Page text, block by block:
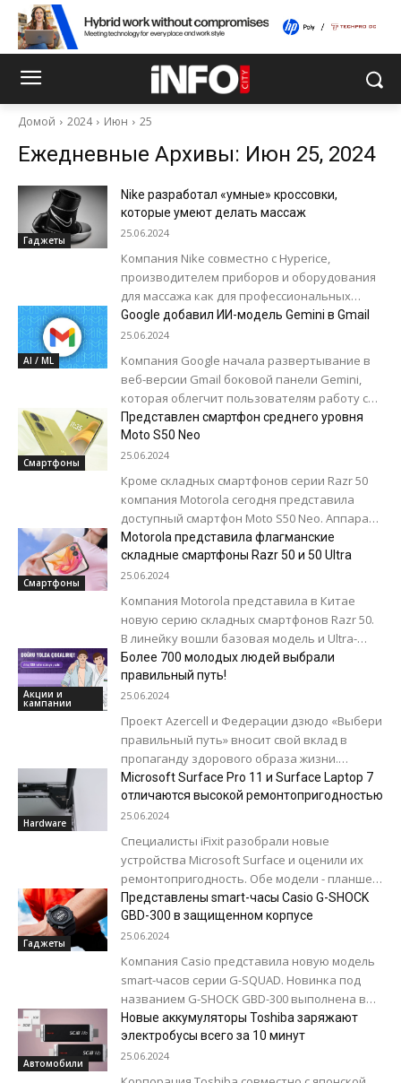
Домой 2024 Июн 25
Ежедневные Архивы: Июн 25, 2024
Гаджеты
Nike разработал «умные» кроссовки,
которые умеют делать массаж
25.06.2024
Компания Nike совместно с Hyperice,
производителем приборов и оборудования
для массажа как для профессиональных
спортсменов, так и для любителей спорта,
создала кроссовки, которые умеют...
AI / ML
Google добавил ИИ-модель Gemini в Gmail
25.06.2024
Компания Google начала развертывание в
веб-версии Gmail боковой панели Gemini,
которая облегчит пользователям работу с
электронной почтой. ИИ-помощник сможет
суммировать цепочки писем и оказывать...
Смартфоны
Представлен смартфон среднего уровня
Moto S50 Neo
25.06.2024
Кроме складных смартфонов серии Razr 50
компания Motorola сегодня представила
доступный смартфон Moto S50 Neo. Аппарат
получил некоторые характеристики,
которые обычно свойственные куда более...
Смартфоны
Motorola представила флагманские
складные смартфоны Razr 50 и 50 Ultra
25.06.2024
Компания Motorola представила в Китае
новую серию складных смартфонов Razr 50.
В линейку вошли базовая модель и Ultra-
версия. Особенностями устройств стали
увеличенные внешние экраны...
Акции и
кампании
Более 700 молодых людей выбрали
правильный путь!
25.06.2024
Проект Azercell и Федерации дзюдо «Выбери
правильный путь» вносит свой вклад в
пропаганду здорового образа жизни.
Социальная инициатива «Выбери
правильный путь», реализуемая ООО
«Azercell Telecom»...
Hardware
Microsoft Surface Pro 11 и Surface Laptop 7
отличаются высокой ремонтопригодностью
25.06.2024
Специалисты iFixit разобрали новые
устройства Microsoft Surface и оценили их
ремонтопригодность. Обе модели - планшет
Surface Pro 11 и ноутбук Surface Laptop 7
удивили...
Гаджеты
Представлены smart-часы Casio G-SHOCK
GBD-300 в защищенном корпусе
25.06.2024
Компания Casio представила новую модель
smart-часов серии G-SQUAD. Новинка под
названием G-SHOCK GBD-300 выполнена в
тонком и легком корпусе. Часы получили
надежную конструкцию, которая...
Автомобили
Новые аккумуляторы Toshiba заряжают
электробусы всего за 10 минут
25.06.2024